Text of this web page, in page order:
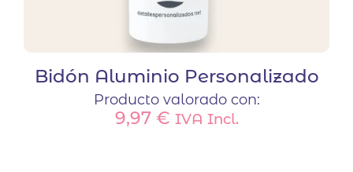
Bidón Aluminio Personalizado
Producto valorado con:
9,97 € IVA Incl.